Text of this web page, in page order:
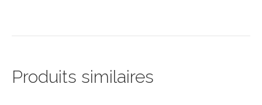
Produits similaires